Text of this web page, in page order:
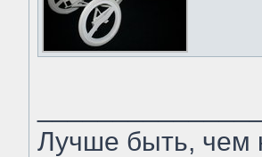
Лучше быть, чем